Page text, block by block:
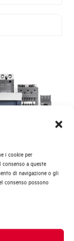
i cookie per
a queste
di navigazione o gli
consenso possono
Acquistabile
AEG
più?